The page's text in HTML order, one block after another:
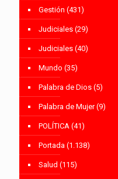
Gestión (431)
Judiciales (29)
Judiciales (40)
Mundo (35)
Palabra de Dios (5)
Palabra de Mujer(9)
POLÍTICA (41)
Portada (1.138)
Salud (115)